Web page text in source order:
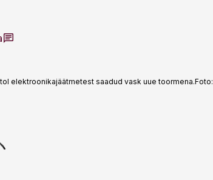
elektroonikajäätmetest saadud vask uue toormena.Foto: